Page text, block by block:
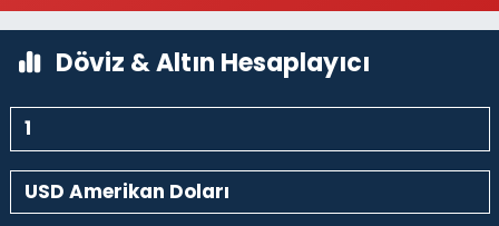
Döviz & Altın Hesaplayıcı